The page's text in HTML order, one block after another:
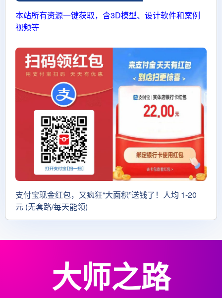
本站所有资源一键获取，含3D模型、设计软件和案例
视频等
支付宝现金红包，又疯狂“大面积”送钱了！人均 1-20
元 (无套路/每天能领)
大师之路